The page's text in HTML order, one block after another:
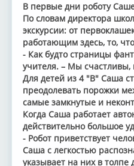
В первые дни роботу
По словам директора
экскурсии: от
работающим здесь, то,
- Как будто страницы
учителя. – Мы счастливы,
Для детей из 4 "В" Саша
преодолевать порожки
самые замкнутые и
Когда Саша работает
действительно большое
- Робот приветствует
Саша с легкостью
указывает на них в толпе